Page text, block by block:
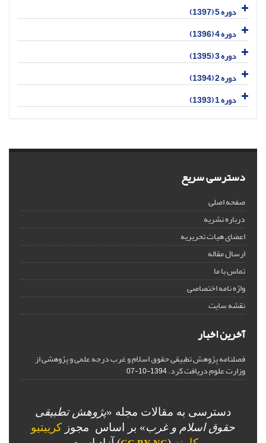
دوره 5 (1397)
دوره 4 (1396)
دوره 3 (1395)
دوره 2 (1394)
دوره 1 (1393)
دسترسی سریع
صفحه اصلی
درباره نشریه
اعضای هیات تحریریه
ارسال مقاله
تماس با ما
واژه نامه اختصاصی
نقشه سایت
آخرین اخبار
فصلنامه پژوهش تطبیقی حقوق اسلام و غرب درجه علمی و پژوهشی از
وزارت علوم دریافت کرد.1394-10-07
دسترسی به مقالات مجله «پژوهش تطبیقی
حقوق اسلام و غرب» بر اساس مجوز کرییتیو